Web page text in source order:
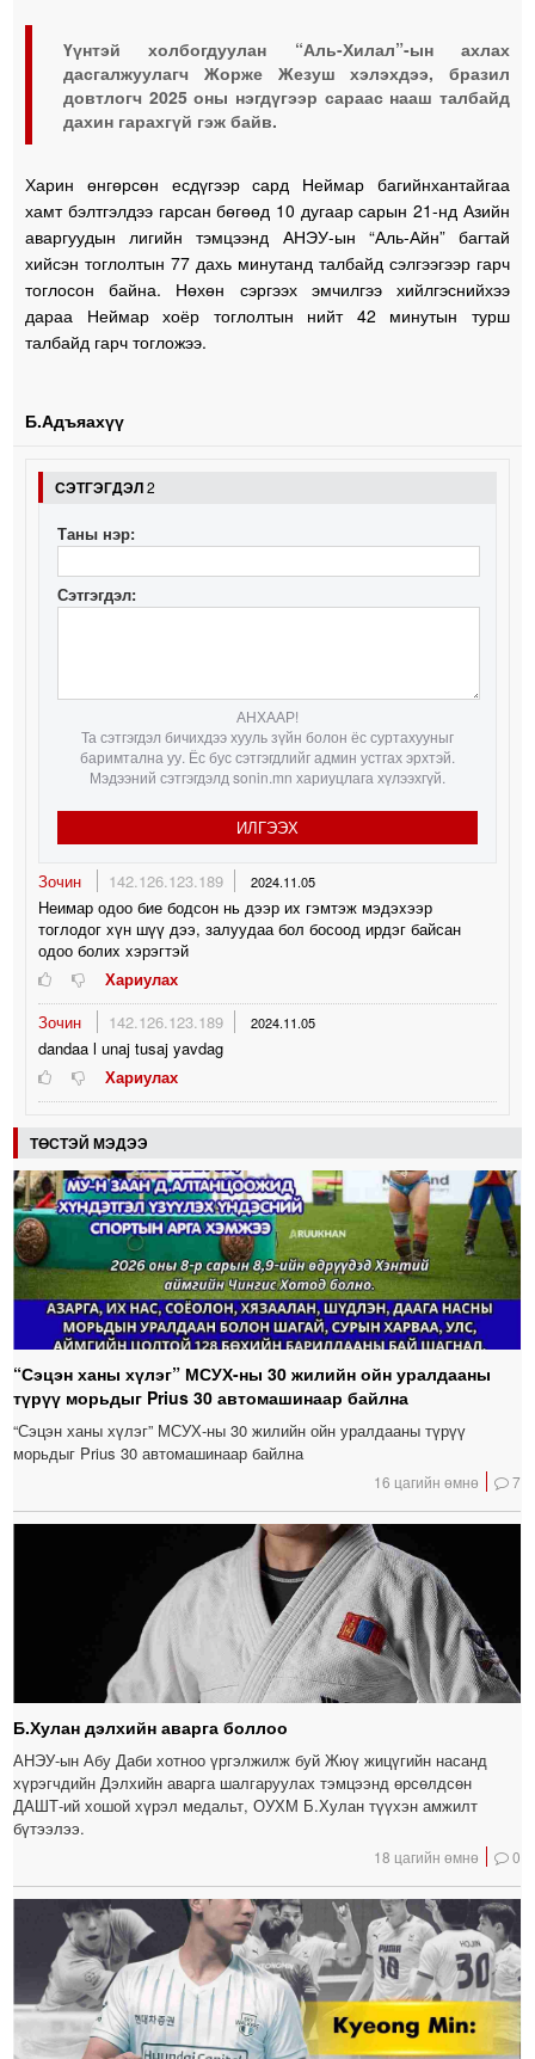
Үүнтэй холбогдуулан “Аль-Хилал”-ын ахлах
дасгалжуулагч Жорже Жезуш хэлэхдээ, бразил
довтлогч 2025 оны нэгдүгээр сараас нааш талбайд
дахин гарахгүй гэж байв.
Харин өнгөрсөн есдүгээр сард Неймар багийнхантайгаа
хамт бэлтгэлдээ гарсан бөгөөд 10 дугаар сарын 21-нд Азийн
аваргуудын лигийн тэмцээнд АНЭУ-ын “Аль-Айн” багтай
хийсэн тоглолтын 77 дахь минутанд талбайд сэлгээгээр гарч
тоглосон байна. Нөхөн сэргээх эмчилгээ хийлгэснийхээ
дараа Неймар хоёр тоглолтын нийт 42 минутын турш
талбайд гарч тогложээ.
Б.Адъяахүү
СЭТГЭГДЭЛ2
Таны нэр:
Сэтгэгдэл:
АНХААР!
Та сэтгэгдэл бичихдээ хууль зүйн болон ёс суртахууныг
баримтална уу. Ёс бус сэтгэгдлийг админ устгах эрхтэй.
Мэдээний сэтгэгдэлд sonin.mn хариуцлага хүлээхгүй.
ИЛГЭЭХ
Зочин 142.126.123.189 2024.11.05
Неимар одоо бие бодсон нь дээр иx гэмтэж мэдэxээр
тоглодог xүн шүү дээ, залуудаа бол босоод ирдэг байсан
одоо болиx xэрэгтэй
Хариулах
Зочин
142.126.123.189 2024.11.05
dandaa l unaj tusaj yavdag
Хариулах
ТӨСТЭЙ МЭДЭЭ
“Сэцэн ханы хүлэг” МСУХ-ны 30 жилийн ойн уралдааны
түрүү морьдыг Prius 30 автомашинаар байлна
“Сэцэн ханы хүлэг” МСУХ-ны 30 жилийн ойн уралдааны түрүү
морьдыг Prius 30 автомашинаар байлна
16 цагийн өмнө 7
Б.Хулан дэлхийн аварга боллоо
АНЭУ-ын Абу Даби хотноо үргэлжилж буй Жюү жицүгийн насанд
хүрэгчдийн Дэлхийн аварга шалгаруулах тэмцээнд өрсөлдсөн
ДАШТ-ий хошой хүрэл медальт, ОУХМ Б.Хулан түүхэн амжилт
бүтээлээ.
18 цагийн өмнө 0